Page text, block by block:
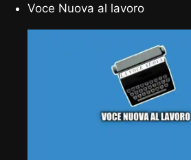
Voce Nuova al lavoro